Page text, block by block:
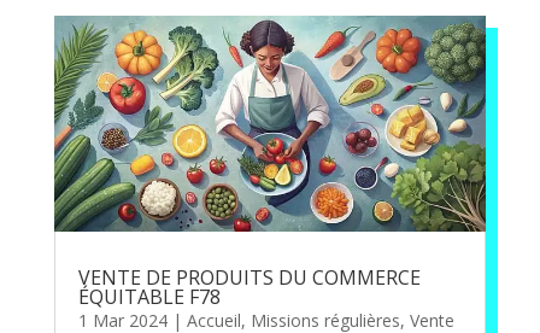
VENTE DE PRODUITS DU COMMERCE
ÉQUITABLE F78
1 Mar 2024| Accueil, Missions régulières, Vente